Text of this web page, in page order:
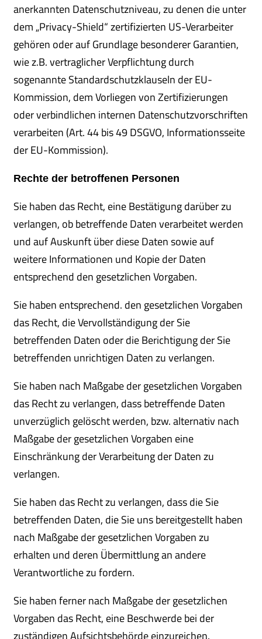
anerkannten Datenschutzniveau, zu denen die unter
dem „Privacy-Shield“ zertifizierten US-Verarbeiter
gehören oder auf Grundlage besonderer Garantien,
wie z.B. vertraglicher Verpflichtung durch
sogenannte Standardschutzklauseln der EU-
Kommission, dem Vorliegen von Zertifizierungen
oder verbindlichen internen Datenschutzvorschriften
verarbeiten (Art. 44 bis 49 DSGVO, Informationsseite
der EU-Kommission).
Rechte der betroffenen Personen
Sie haben das Recht, eine Bestätigung darüber zu
verlangen, ob betreffende Daten verarbeitet werden
und auf Auskunft über diese Daten sowie auf
weitere Informationen und Kopie der Daten
entsprechend den gesetzlichen Vorgaben.
Sie haben entsprechend. den gesetzlichen Vorgaben
das Recht, die Vervollständigung der Sie
betreffenden Daten oder die Berichtigung der Sie
betreffenden unrichtigen Daten zu verlangen.
Sie haben nach Maßgabe der gesetzlichen Vorgaben
das Recht zu verlangen, dass betreffende Daten
unverzüglich gelöscht werden, bzw. alternativ nach
Maßgabe der gesetzlichen Vorgaben eine
Einschränkung der Verarbeitung der Daten zu
verlangen.
Sie haben das Recht zu verlangen, dass die Sie
betreffenden Daten, die Sie uns bereitgestellt haben
nach Maßgabe der gesetzlichen Vorgaben zu
erhalten und deren Übermittlung an andere
Verantwortliche zu fordern.
Sie haben ferner nach Maßgabe der gesetzlichen
Vorgaben das Recht, eine Beschwerde bei der
zuständigen Aufsichtsbehörde einzureichen.